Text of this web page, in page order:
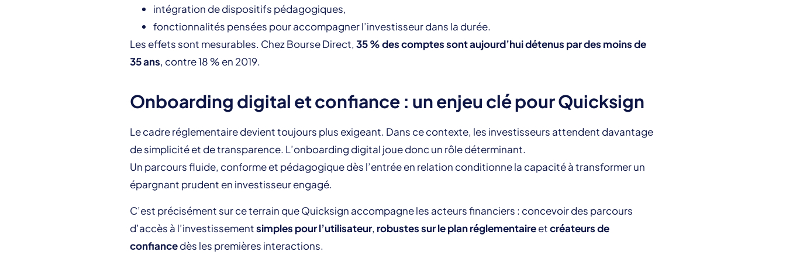
intégration de dispositifs pédagogiques,
fonctionnalités pensées pour accompagner l’investisseur dans la durée.
Les effets sont mesurables. Chez Bourse Direct, 35 % des comptes sont aujourd’hui détenus par des moins de
35 ans, contre 18 % en 2019.
Onboarding digital et confiance : un enjeu clé pour Quicksign
Le cadre réglementaire devient toujours plus exigeant. Dans ce contexte, les investisseurs attendent davantage
de simplicité et de transparence. L’onboarding digital joue donc un rôle déterminant.
Un parcours fluide, conforme et pédagogique dès l’entrée en relation conditionne la capacité à transformer un
épargnant prudent en investisseur engagé.
C’est précisément sur ce terrain que Quicksign accompagne les acteurs financiers : concevoir des parcours
d’accès à l’investissementsimples pour l’utilisateur, robustes sur le plan réglementaireetcréateurs de
confiancedès les premières interactions.